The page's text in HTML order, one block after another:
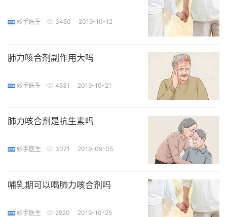
妙手医生 3450 2019-10-12
肺力咳合剂副作用大吗
妙手医生 4531 2019-10-21
肺力咳合剂是抗生素吗
妙手医生 3071 2019-09-05
哺乳期可以喝肺力咳合剂吗
妙手医生 2920 2019-10-25